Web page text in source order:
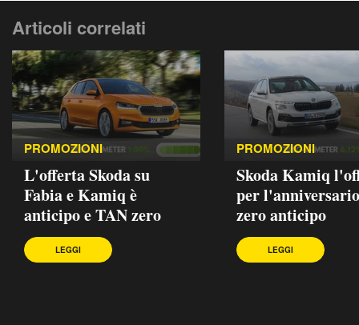
Articoli correlati
PROMOZIONI
L'offerta Skoda su
Fabia e Kamiq è
anticipo e TAN zero
LEGGI
PROMOZIONI
Skoda Kamiq
per
zero anticipo
LEGGI